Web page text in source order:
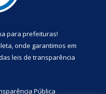
para prefeituras!
onde garantimos em
leis de transparência
Pública